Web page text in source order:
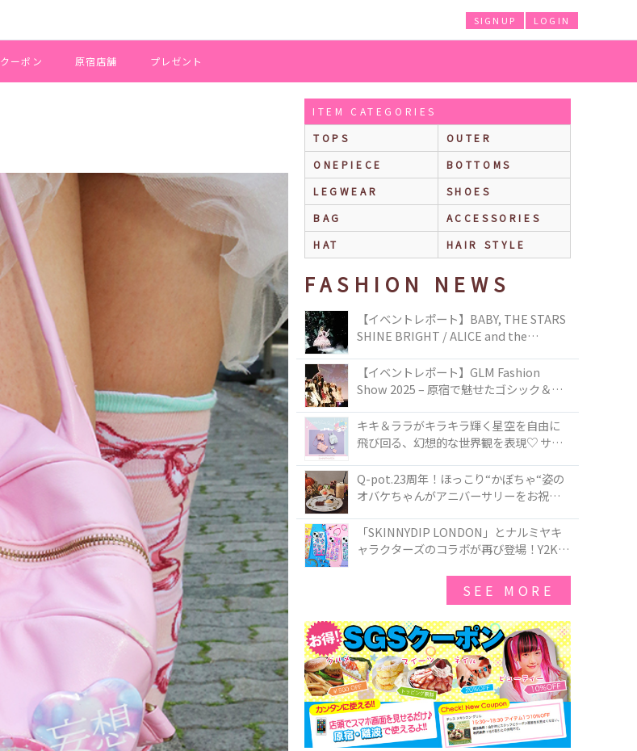
LOGIN
SIGNUP
クーポン 原宿店舗 プレゼント
ITEM CATEGORIES
TOPS
OUTER
ONEPIECE
BOTTOMS
LEGWEAR
SHOES
BAG
ACCESSORIES
HAT
HAIR STYLE
FASHION NEWS
【イベントレポート】BABY, THE STARS
SHINE BRIGHT / ALICE and the
TOKYO
【イベントレポート】GLM Fashion
Show 2025 – 原宿で魅せたゴシック＆ロ
キキ＆ララがキラキラ輝く星空を自由に
飛び回る、幻想的な世界観を表現♡ サマ
50周年アニバーサリーイヤー』を記念し
たコレクションが登場
Q-pot.23周年！ほっこり“かぼちゃ“姿の
オバケちゃんがアニバーサリーをお祝い
ー」が新発売！Q-pot CAFE.では「かぼち
ゃのオバケーキプレート」も登場
「SKINNYDIP LONDON」とナルミヤキ
ャラクターズのコラボが再び登場！Y2Kム
SEE MORE